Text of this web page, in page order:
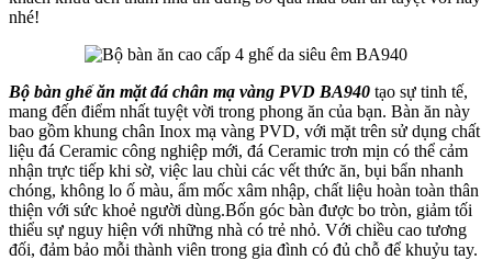
nhé!
Bộ bàn ghế ăn mặt đá chân mạ vàng PVD BA940 tạo sự tinh tế,
mang đến điểm nhất tuyệt vời trong phong ăn của bạn. Bàn ăn này
bao gồm khung chân Inox mạ vàng PVD, với mặt trên sử dụng chất
liệu đá Ceramic công nghiệp mới, đá Ceramic trơn mịn có thể cảm
nhận trực tiếp khi sờ, việc lau chùi các vết thức ăn, bụi bẩn nhanh
chóng, không lo ố màu, ẩm mốc xâm nhập, chất liệu hoàn toàn thân
thiện với sức khoẻ người dùng.Bốn góc bàn được bo tròn, giảm tối
thiểu sự nguy hiện với những nhà có trẻ nhỏ. Với chiều cao tương
đối, đảm bảo mỗi thành viên trong gia đình có đủ chỗ để khuỷu tay.